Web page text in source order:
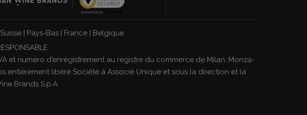
Suisse | Pays-Bas | France | Belgique
et numéro d'enregistrement au registre du commerce de Milan, Monza-
entièrement libéré Société à Associé Unique et sous la direction et la
Brands S.p.A.